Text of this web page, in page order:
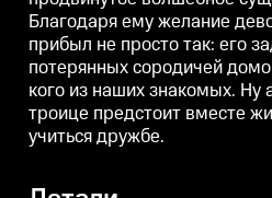
веселиться и учиться дружбе.
Благодаря ему желание
прибыл не просто так: его
потерянных сородичей
кого из наших знакомых. Ну
троице предстоит вместе
учиться дружбе.